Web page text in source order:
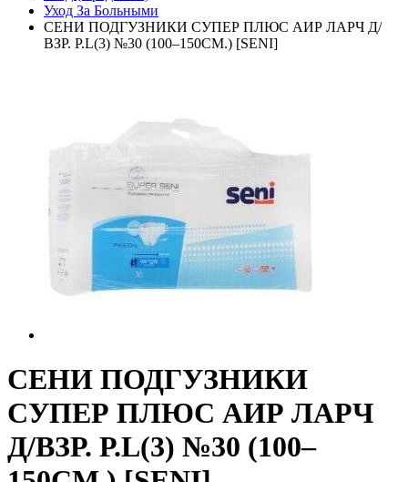
Уход За Больными
СЕНИ ПОДГУЗНИКИ СУПЕР ПЛЮС АИР ЛАРЧ Д/
ВЗР. Р.L(3) №30 (100–150СМ.) [SENI]
СЕНИ ПОДГУЗНИКИ
СУПЕР ПЛЮС АИР ЛАРЧ
Д/ВЗР. Р.L(3) №30 (100–